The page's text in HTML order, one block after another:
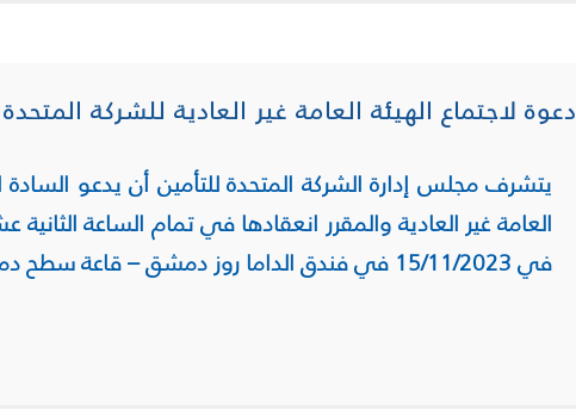
دعوة لاجتماع الهيئة العامة غير العادية للشركة
يتشرف مجلس إدارة الشركة المتحدة للتأمين أن يدعو السادة
العامة غير العادية والمقرر انعقادها في تمام الساعة
في 15/11/2023 في فندق
الداما روز دمشق – قاعة سطح